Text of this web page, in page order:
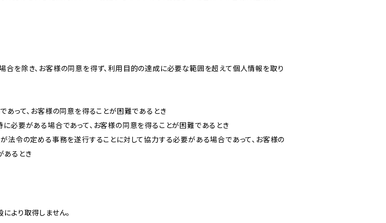
合を除き、お客様の同意を得ず、利用目的の達成に必要な範囲を超えて個人情報を取り
あって、お客様の同意を得ることが困難であるとき
必要がある場合であって、お客様の同意を得ることが困難であるとき
法令の定める事務を遂行することに対して協力する必要がある場合であって、お客様の
あるとき
より取得しません。